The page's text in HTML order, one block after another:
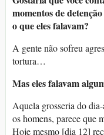
momentos de
o que eles falavam?
A gente não sofreu
tortura…
Mas eles falavam
Aquela grosseria do
os homens, parece que
Hoje mesmo [dia 12]